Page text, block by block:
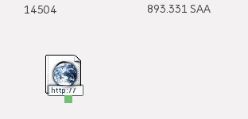
14504 893.331 SAA